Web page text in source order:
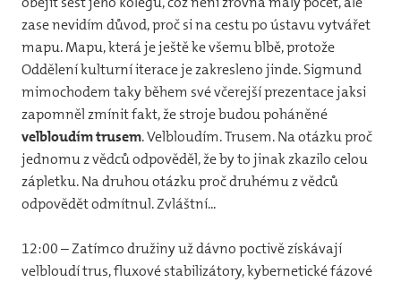
zase nevidím důvod, proč si na cestu po ústavu vytvářet
mapu. Mapu, která je ještě ke všemu blbě, protože
Oddělení kulturní iterace je zakresleno jinde. Sigmund
mimochodem taky během své včerejší prezentace jaksi
zapomněl zmínit fakt, že stroje budou poháněné
velbloudím trusem. Velbloudím. Trusem. Na otázku proč
jednomu z vědců odpověděl, že by to jinak zkazilo celou
zápletku. Na druhou otázku proč druhému z vědců
odpovědět odmítnul. Zvláštní...
12:00 – Zatímco družiny už dávno poctivě získávají
velbloudí trus, fluxové stabilizátory, kybernetické fázové